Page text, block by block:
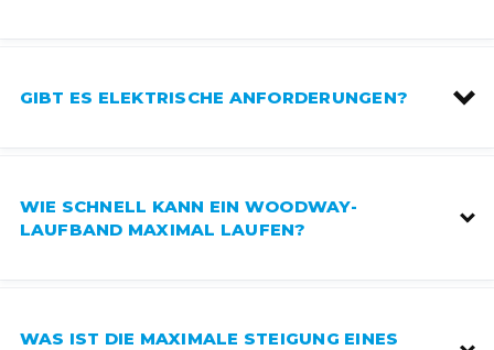
GIBT ES ELEKTRISCHE ANFORDERUNGEN?
WIE SCHNELL KANN EIN WOODWAY-
LAUFBAND MAXIMAL LAUFEN?
WAS IST DIE MAXIMALE STEIGUNG EINES